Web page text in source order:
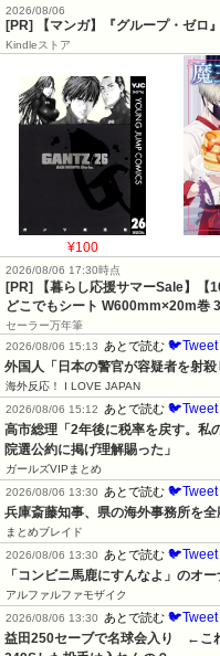
2026/08/06
[PR] 【マンガ】『グループ・ゼロ
Kindleストア
¥100
2026/08/06 17:30時点
[PR] 【暮らし応援サマーSale】【
どこでもシート W600mm×20m巻
セーラー万年筆
2026/08/06 15:13
あとで読む 🐦Tweet
外国人「日本の警官が容疑者を射殺
海外反応！ I LOVE JAPAN
2026/08/06 15:12
あとで読む 🐦Tweet
高市総理「2年後に税率を戻す。私
院選公約に掲げ理解賜った」
ガールズVIPまとめ
2026/08/06 13:30
あとで読む 🐦Tweet
兵庫斎藤知事、県の海外事務所を
まとめブレイド
2026/08/06 13:30
あとで読む 🐦Tweet
「コンビニ馬鹿にすんなよ」のオ
アルファルファモザイク
2026/08/06 13:30
あとで読む 🐦Tweet
益田250セーブで名球会入り　←こ